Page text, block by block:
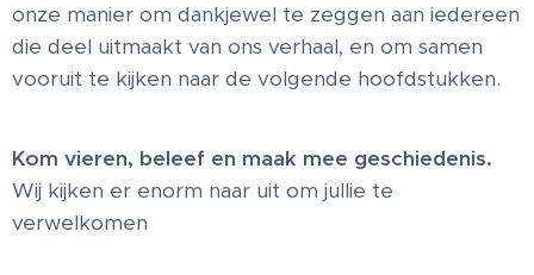
onze manier om dankjewel te zeggen aan iedereen
die deel uitmaakt van ons verhaal, en om samen
vooruit te kijken naar de volgende hoofdstukken.
Kom vieren, beleef en maak mee geschiedenis.
Wij kijken er enorm naar uit om jullie te
verwelkomen 💛